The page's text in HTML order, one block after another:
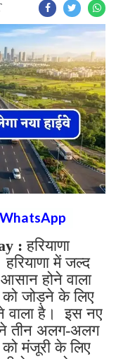
WhatsApp
:हरियाणा
में जल्द
होने वाला
जोड़ने के लिए
वाला है। इस नए
ने तीन अलग-अलग
मंजूरी के लिए